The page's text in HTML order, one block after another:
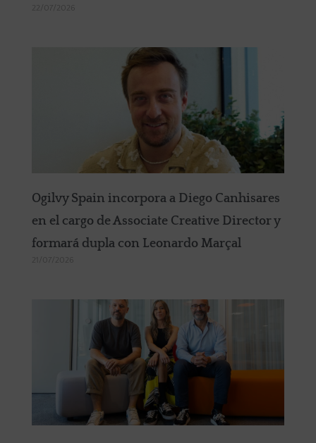
22/07/2026
Ogilvy Spain incorpora a Diego Canhisares
en el cargo de Associate Creative Director y
formará dupla con Leonardo Marçal
21/07/2026